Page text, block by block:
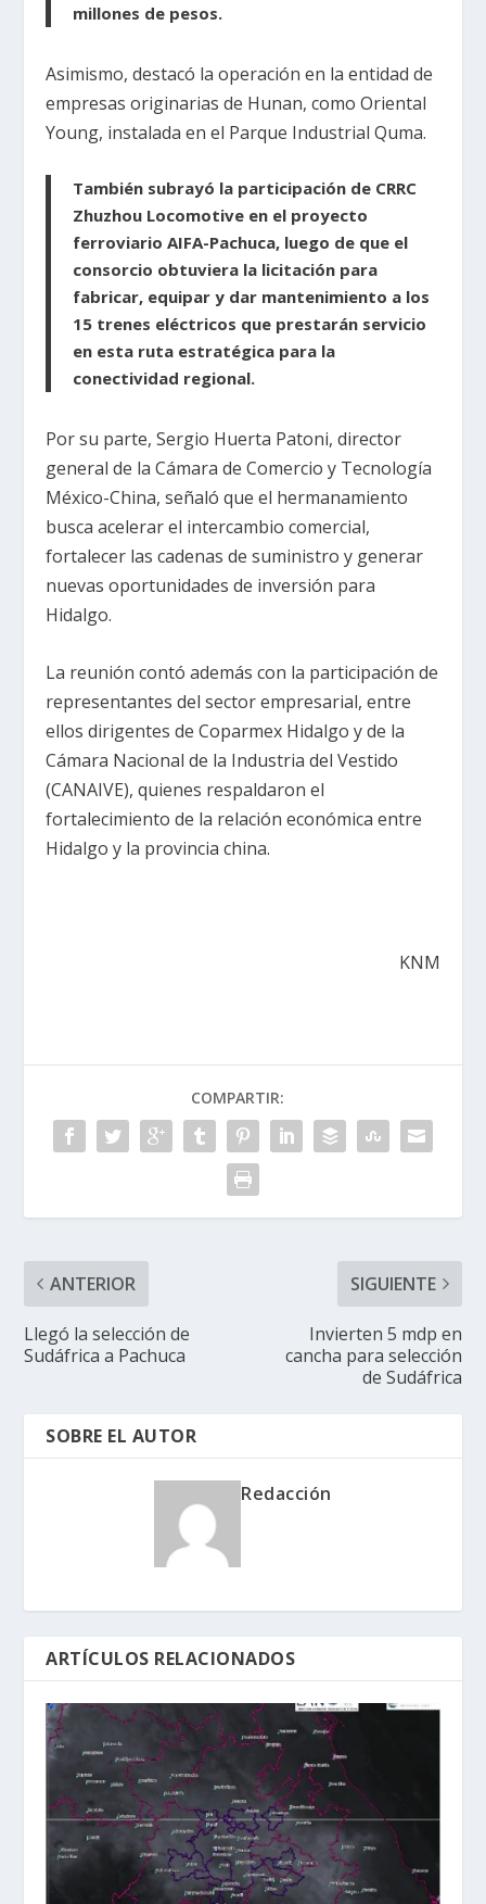
millones de pesos.
Asimismo, destacó la operación en la entidad de
empresas originarias de Hunan, como Oriental
Young, instalada en el Parque Industrial Quma.
También subrayó la participación de CRRC
Zhuzhou Locomotive en el proyecto
ferroviario AIFA-Pachuca, luego de que el
consorcio obtuviera la licitación para
fabricar, equipar y dar mantenimiento a los
15 trenes eléctricos que prestarán servicio
en esta ruta estratégica para la
conectividad regional.
Por su parte, Sergio Huerta Patoni, director
general de la Cámara de Comercio y Tecnología
México-China, señaló que el hermanamiento
busca acelerar el intercambio comercial,
fortalecer las cadenas de suministro y generar
nuevas oportunidades de inversión para
Hidalgo.
La reunión contó además con la participación de
representantes del sector empresarial, entre
ellos dirigentes de Coparmex Hidalgo y de la
Cámara Nacional de la Industria del Vestido
(CANAIVE), quienes respaldaron el
fortalecimiento de la relación económica entre
Hidalgo y la provincia china.
KNM
COMPARTIR:
ANTERIOR
Llegó la selección de
Sudáfrica a Pachuca
SIGUIENTE
Invierten 5 mdp en
cancha para selección
de Sudáfrica
SOBRE EL AUTOR
Redacción
ARTÍCULOS RELACIONADOS